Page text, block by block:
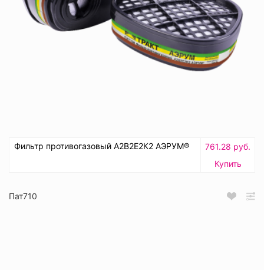
Фильтр противогазовый А2В2Е2К2 АЭРУМ®
761.28 руб.
Купить
Пат710